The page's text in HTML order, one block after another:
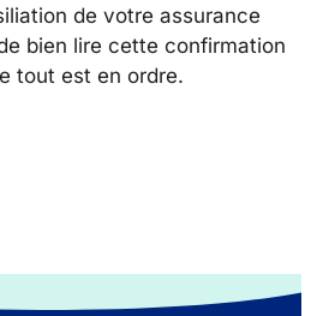
de votre assurance
bien lire cette confirmation
tout est en ordre.